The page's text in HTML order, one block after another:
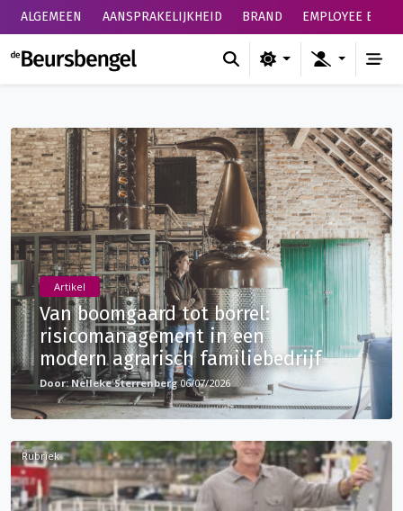
ALGEMEEN AANSPRAKELIJKHEID BRAND EMPLOYEE
de Beursbengel
Artikel
Van boomgaard tot borrel:
risicomanagement in een
modern agrarisch familiebedrijf
Nelleke Sterrenberg 06/07/2026
Rubriek